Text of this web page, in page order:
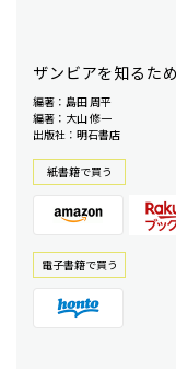
ザンビアを知るた
編著：島田 周平
編著：大山 修一
出版社：明石書店
紙書籍で買う
電⼦書籍で買う